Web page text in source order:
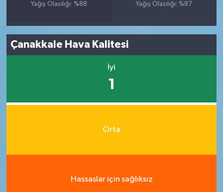
Yağış Olasılığı: %88
Yağış Olasılığı: %87
Çanakkale Hava Kalitesi
İyi
1
Orta
Hassaslar için sağlıksız